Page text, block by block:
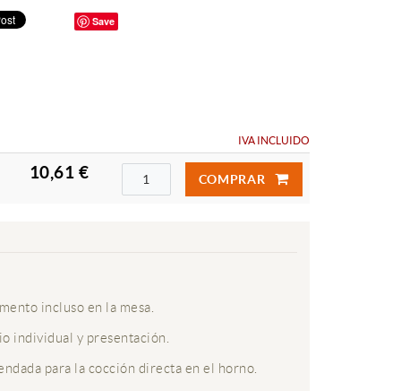
Save
IVA INCLUIDO
10,61 € COMPRAR
incluso en la mesa.
individual y presentación.
para la cocción directa en el horno.